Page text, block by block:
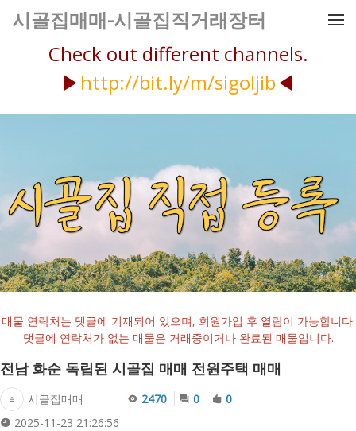
메뉴 건너뛰기
시골집매매-시골집직거래장터
Check out different channels.
▶http://bit.ly/m/sigoljib◀
매물 연락처는 댓글에 기재되어 있으며, 회원가입 후 열람이 가능합니다.
댓글에 연락처가 없는 매물은 거래중이거나 완료된 매물입니다.
전남 화순 독립된 시골집 매매 전원주택 매매
시골집매매
2025-11-23 21:26:56
2470 0 0